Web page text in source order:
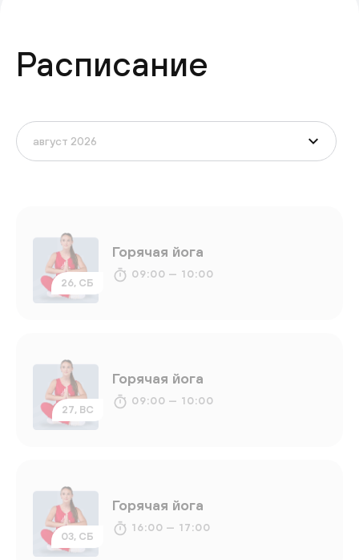
Расписание
26, СБ
Горячая йога
09:00 — 10:00
27, ВС
Горячая йога
09:00 — 10:00
03, СБ
Горячая йога
16:00 — 17:00